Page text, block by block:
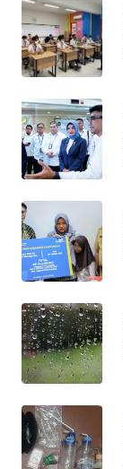
WAHANA
PERSONA
WAHANA
WAHANA
HEALTH
DESA
WISATA
WAHANA
Wahana
Network
KONSUMEN
LISTRIK